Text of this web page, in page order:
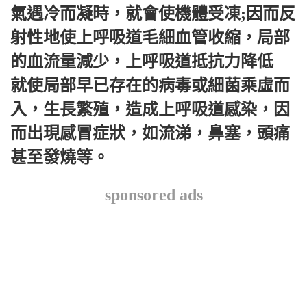
氣遇冷而凝時，就會使機體受凍;因而反
射性地使上呼吸道毛細血管收縮，局部
的血流量減少，上呼吸道抵抗力降低
就使局部早已存在的病毒或細菌乘虛而
入，生長繁殖，造成上呼吸道感染，因
而出現感冒症狀，如流涕，鼻塞，頭痛
甚至發燒等。
sponsored ads